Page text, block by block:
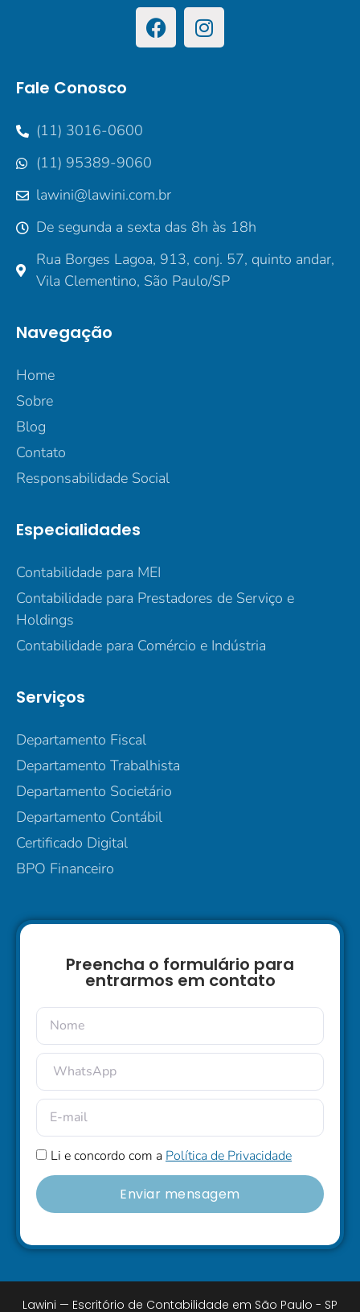
Fale Conosco
(11) 3016-0600
(11) 95389-9060
lawini@lawini.com.br
De segunda a sexta das 8h às 18h
Rua Borges Lagoa, 913, conj. 57, quinto andar,
Vila Clementino, São Paulo/SP
Navegação
Home
Sobre
Blog
Contato
Responsabilidade Social
Especialidades
Contabilidade para MEI
Contabilidade para Prestadores de Serviço e
Holdings
Contabilidade para Comércio e Indústria
Serviços
Departamento Fiscal
Departamento Trabalhista
Departamento Societário
Departamento Contábil
Certificado Digital
BPO Financeiro
Preencha o formulário para
entrarmos em contato
Li e concordo com a Política de Privacidade
Enviar mensagem
Lawini — Escritório de Contabilidade em São Paulo - SP